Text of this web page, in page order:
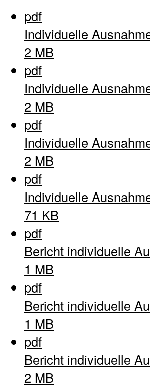
pdf
Individuelle
2 MB
pdf
Individuelle
2 MB
pdf
Individuelle
2 MB
pdf
Individuelle
71 KB
pdf
Bericht individuelle
1 MB
pdf
Bericht individuelle
1 MB
pdf
Bericht individuelle
2 MB